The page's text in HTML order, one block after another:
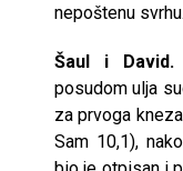
nepoštenu svrhu.
Šaul i David.
posudom ulja
za prvoga
Sam 10,1),